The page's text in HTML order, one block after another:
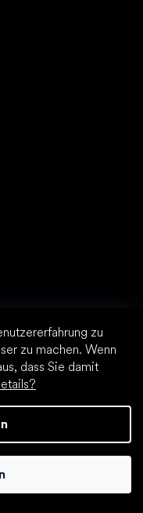
zu
zu machen. Wenn
dass Sie damit